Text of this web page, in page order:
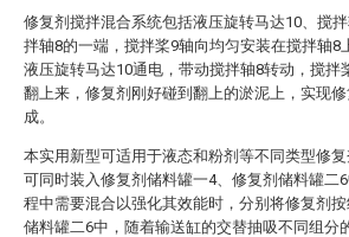
修复剂搅拌混合系统包括液压旋转马达10、搅
拌轴8的一端，搅拌桨9轴向均匀安装在搅拌轴8
液压旋转马达10通电，带动搅拌轴8转动，搅
翻上来，修复剂刚好碰到翻上的淤泥上，实现
成。
本实用新型可适用于液态和粉剂等不同类型修
可同时装入修复剂储料罐一4、修复剂储料罐二
程中需要混合以强化其效能时，分别将修复剂
储料罐二6中，随着输送缸的交替抽吸不同组分